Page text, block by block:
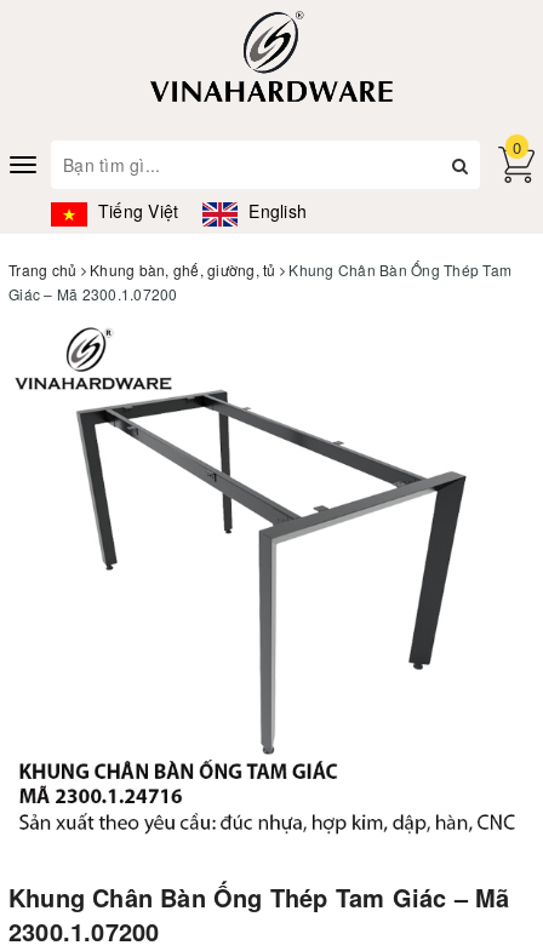
Toggle
navigation
Tiếng Việt English
0
Trang chủ Khung bàn, ghế, giường, tủ
Khung Chân Bàn Ống Thép Tam
Giác – Mã 2300.1.07200
Khung Chân Bàn Ống Thép Tam Giác – Mã
2300.1.07200